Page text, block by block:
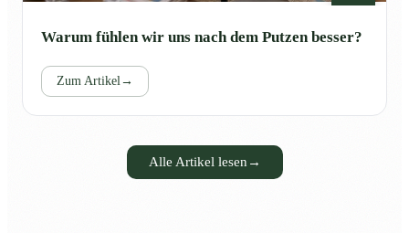
Warum fühlen wir uns nach dem Putzen besser?
Zum Artikel→
Alle Artikel lesen →